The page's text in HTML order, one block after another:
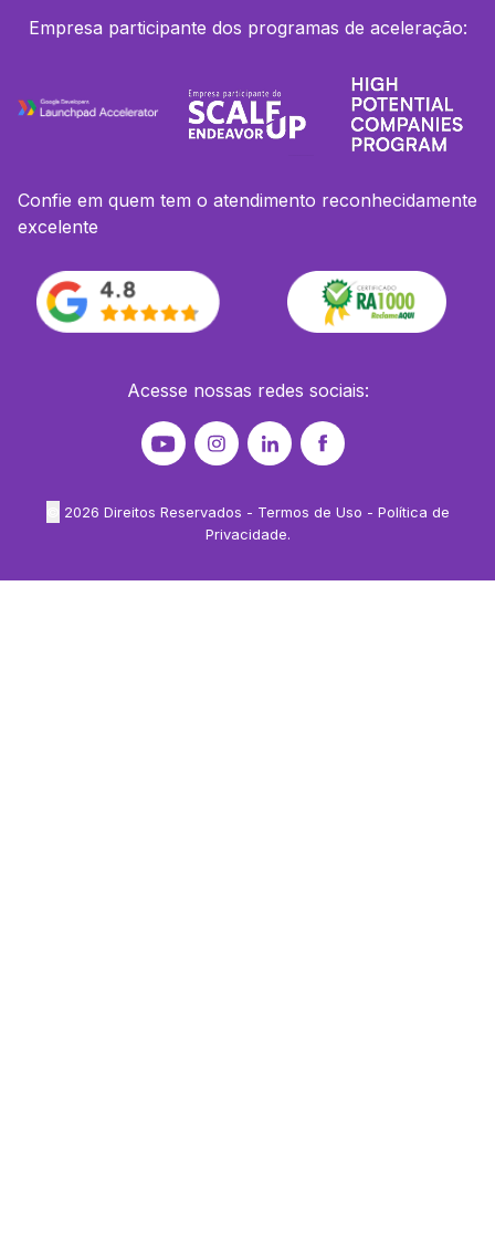
Empresa participante dos programas de aceleração:
Confie em quem tem o atendimento reconhecidamente
excelente
Acesse nossas redes sociais:
2026 Direitos Reservados - Termos de Uso - Política de
Privacidade.